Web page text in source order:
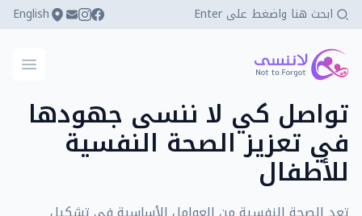
English
كي لا ننسى
فتح
تواصل كي لا ننسى جهودها
في تعزيز الصحة النفسية
للأطفال